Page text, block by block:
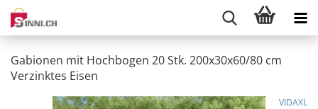
Gabionen mit Hochbogen 20 Stk. 200x30x60/80 cm
Verzinktes Eisen
VIDAXL